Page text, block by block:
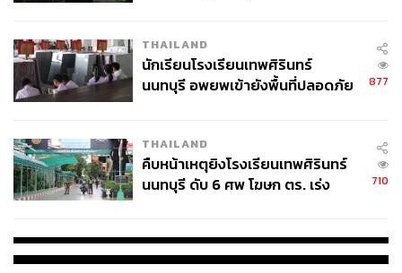
THAILAND
นักเรียนโรงเรียนเทพศิรินทร์
นนทบุรี อพยพเข้ายังพื้นที่ปลอดภัย
877
THAILAND
คืบหน้าเหตุยิงโรงเรียนเทพศิรินทร์
นนทบุรี ดับ 6 ศพ โฆษก ตร. เร่ง
710